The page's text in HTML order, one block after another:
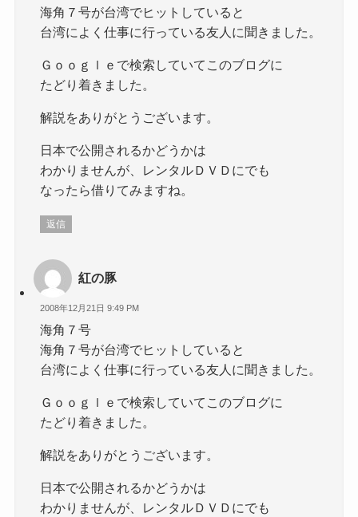
海角７号が台湾でヒットしていると
台湾によく仕事に行っている友人に聞きました。
Ｇｏｏｇｌｅで検索していてこのブログに
たどり着きました。
解説をありがとうございます。
日本で公開されるかどうかは
わかりませんが、レンタルＤＶＤにでも
なったら借りてみますね。
返信
紅の豚
2008年12月21日 9:49 PM
海角７号
海角７号が台湾でヒットしていると
台湾によく仕事に行っている友人に聞きました。
Ｇｏｏｇｌｅで検索していてこのブログに
たどり着きました。
解説をありがとうございます。
日本で公開されるかどうかは
わかりませんが、レンタルＤＶＤにでも